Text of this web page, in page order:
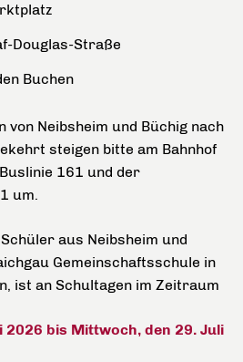
Douglas-Straße
Buchen
von Neibsheim und Büchig nach
steigen bitte am Bahnhof
161 und der
um.
aus Neibsheim und
Gemeinschaftsschule in
ist an Schultagen im Zeitraum
2026 bis Mittwoch, den 29. Juli